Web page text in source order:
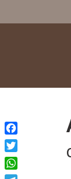
Skip
to
content
Facebook
Twitter
WhatsApp